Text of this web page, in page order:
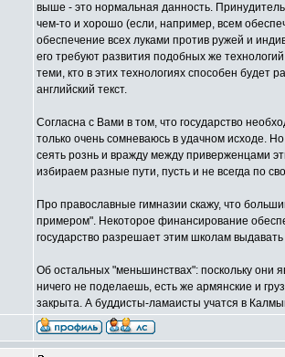
выше - это нормальная данность.
чем-то и хорошо (если, например, всем
обеспечение всех луками против ружей и
его требуют развития подобных же
теми, кто в этих технологиях способен будет
английский текст.
Согласна с Вами в том, что государство
только очень сомневаюсь в удачном исходе.
сеять рознь и вражду между приверженцами
избираем разные пути, пусть и не всегда по
Про православные гимназии скажу, что
примером". Некоторое финансирование
государство разрешает этим школам
Об остальных "меньшинствах": поскольку они
ничего не поделаешь, есть же армянские и
закрыта. А буддисты-ламаисты учатся в